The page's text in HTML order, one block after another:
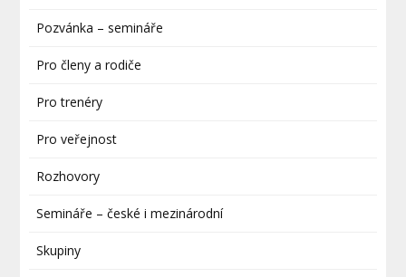
Pozvánka – semináře
Pro členy a rodiče
Pro trenéry
Pro veřejnost
Rozhovory
Semináře – české i mezinárodní
Skupiny